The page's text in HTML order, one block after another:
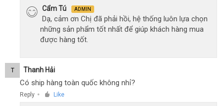
Cẩm Tú ADMIN
Dạ, cảm ơn Chị đã phải hồi, hệ thống luôn lựa chọn
những sản phẩm tốt nhất để giúp khách hàng mua
được hàng tốt.
T Thanh Hải
Có ship hàng toàn quốc không nhỉ?
Reply ● Like